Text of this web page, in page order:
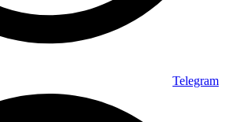
Telegram